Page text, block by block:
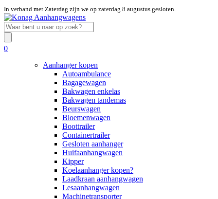
In verband met Zaterdag zijn we op zaterdag 8 augustus gesloten.
0
Aanhanger kopen
Autoambulance
Bagagewagen
Bakwagen enkelas
Bakwagen tandemas
Beurswagen
Bloemenwagen
Boottrailer
Containertrailer
Gesloten aanhanger
Huifaanhangwagen
Kipper
Koelaanhanger kopen?
Laadkraan aanhangwagen
Lesaanhangwagen
Machinetransporter